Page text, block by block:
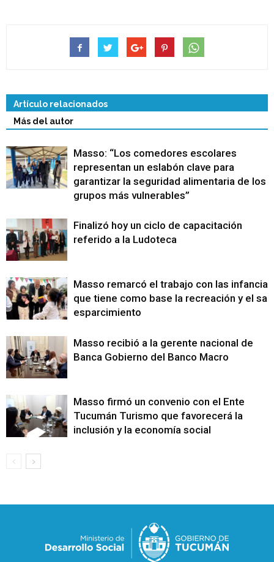
Artículo relacionados
Más del autor
Masso: “Los comedores escolares
representan un eslabón clave para
garantizar la seguridad alimentaria de los
grupos más vulnerables”
Finalizó hoy un ciclo de capacitación
referido a la Ludoteca
Masso remarcó el trabajo con las infancias
que tiene como base la recreación y el
esparcimiento
Masso recibió a la gerente nacional de
Banca Gobierno del Banco Macro
Masso firmó un convenio con el Ente
Tucumán Turismo que favorecerá la
inclusión y la economía social